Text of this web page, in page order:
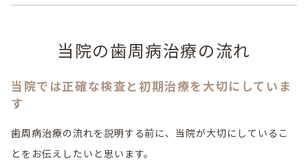
当院の歯周病治療の流れ
当院では正確な検査と初期治療を大切にしていま
す
歯周病治療の流れを説明する前に、当院が大切にしているこ
とをお伝えしたいと思います。